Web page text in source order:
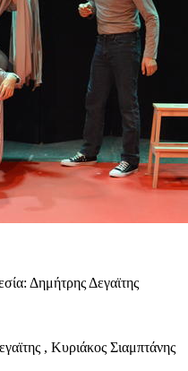
Δημήτρης Δεγαϊτης
, Κυριάκος Σιαμπτάνης